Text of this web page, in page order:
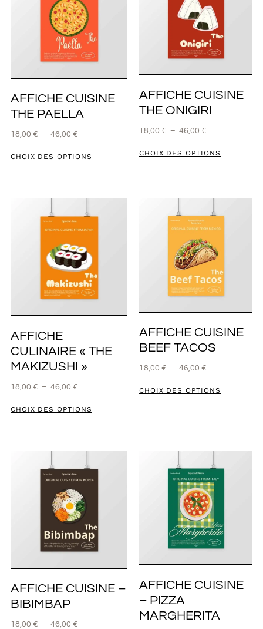
AFFICHE CUISINE
THE PAELLA
18,00 € – 46,00 €
CHOIX DES OPTIONS
AFFICHE CUISINE
THE ONIGIRI
18,00 € – 46,00 €
CHOIX DES OPTIONS
AFFICHE
CULINAIRE « THE
MAKIZUSHI »
18,00 € – 46,00 €
CHOIX DES OPTIONS
AFFICHE CUISINE
BEEF TACOS
18,00 € – 46,00 €
CHOIX DES OPTIONS
AFFICHE CUISINE –
BIBIMBAP
18,00 € – 46,00 €
AFFICHE CUISINE
– PIZZA
MARGHERITA